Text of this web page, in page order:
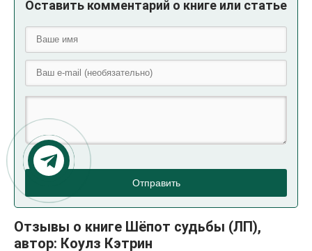
Оставить комментарий о книге или статье
Отправить
Отзывы о книге Шёпот судьбы (ЛП),
автор: Коулз Кэтрин